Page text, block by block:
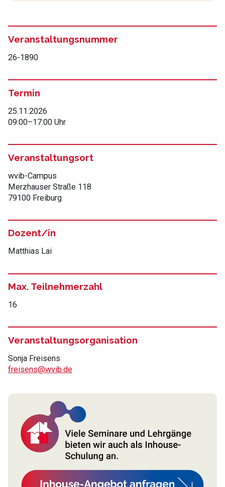
Veranstaltungsnummer
26-1890
Termin
25.11.2026
09:00–17:00 Uhr
Veranstaltungsort
wvib-Campus
Merzhauser Straße 118
79100 Freiburg
Dozent/in
Matthias Lai
Max. Teilnehmerzahl
16
Veranstaltungsorganisation
Sonja Freisens
freisens@wvib.de